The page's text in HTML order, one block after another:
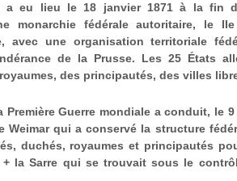
a eu lieu le 18 janvier 1871 à la fin
monarchie fédérale autoritaire, le IIe
avec une organisation territoriale
de la Prusse. Les 25 États
des principautés, des villes
Première Guerre mondiale a conduit, le
Weimar qui a conservé la structure
duchés, royaumes et principautés
+ la Sarre qui se trouvait sous le